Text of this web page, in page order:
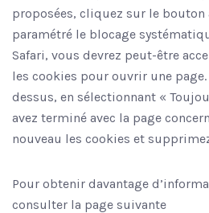
proposées, cliquez sur le bouton
paramétré le blocage
Safari, vous devrez peut-être
les cookies pour ouvrir une
dessus, en sélectionnant «
avez terminé avec la page
nouveau les cookies et
Pour obtenir davantage
consulter la page suivante